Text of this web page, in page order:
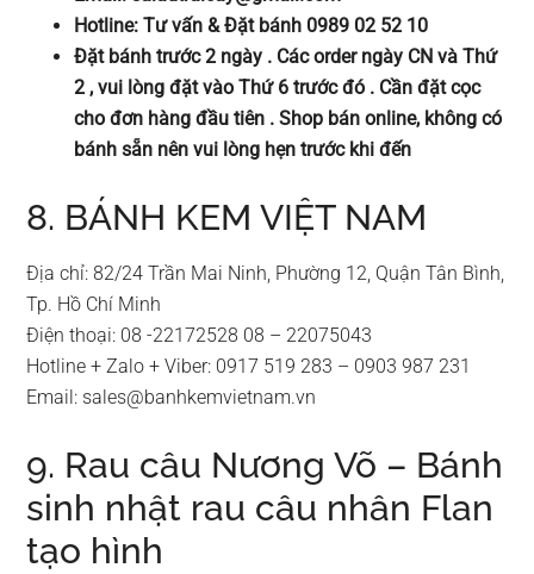
Hotline: Tư vấn & Đặt bánh 0989 02 52 10
Đặt bánh trước 2 ngày . Các order ngày CN và Thứ
2 , vui lòng đặt vào Thứ 6 trước đó . Cần đặt cọc
cho đơn hàng đầu tiên . Shop bán online, không có
bánh sẵn nên vui lòng hẹn trước khi đến
8. BÁNH KEM VIỆT NAM
Địa chỉ: 82/24 Trần Mai Ninh, Phường 12, Quận Tân Bình,
Tp. Hồ Chí Minh
Điện thoại: 08 -22172528 08 – 22075043
Hotline + Zalo + Viber: 0917 519 283 – 0903 987 231
Email: sales@banhkemvietnam.vn
9. Rau câu Nương Võ – Bánh
sinh nhật rau câu nhân Flan
tạo hình